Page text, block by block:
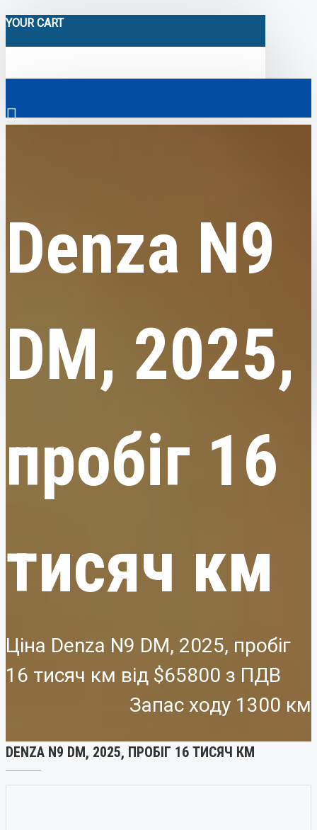
YOUR CART
Електромобілі
Авто з пробігом
Аксесуари
Ваш кошик порожній!
Denza N9
DM, 2025,
пробіг 16
тисяч км
Ціна Denza N9 DM, 2025, пробіг
16 тисяч км від $65800
Запас ходу 1300 км
DENZA N9 DM, 2025, ПРОБІГ 16 ТИСЯЧ КМ